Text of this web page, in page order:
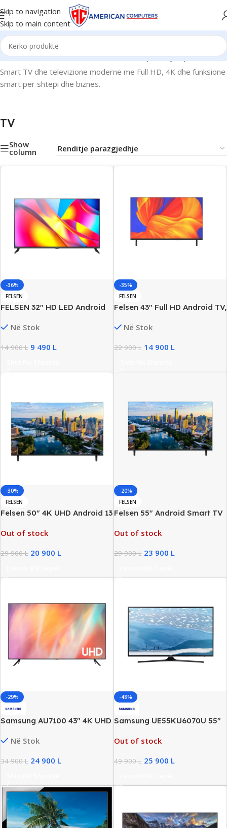
Skip to navigation
Skip to main content
Kreu/Monitor & TV/TV
Po shfaqen krejt 8 përfundimet
Smart TV dhe televizione modernë me Full HD, 4K dhe funksione
smart për shtëpi dhe biznes.
TV
Show
column
-36%
FELSEN
FELSEN 32″ HD LED Android
HDMI/USB, New
Në Stok
14 900L 9 490 L
-35%
FELSEN
Felsen 43″ Full HD Android TV,
Në Stok
22 900L 14 900 L
-30%
FELSEN
Felsen 50″ 4K UHD Android 13
Out of stock
29 900L 20 900 L
-20%
FELSEN
Felsen 55″ Android Smart TV
Out of stock
29 900L 23 900 L
-29%
Samsung AU7100 43″ 4K UHD
NewNë Stok
34 900L 24 900 L
-48%
Samsung UE55KU6070U 55″
Out of stock
49 900L 25 900 L